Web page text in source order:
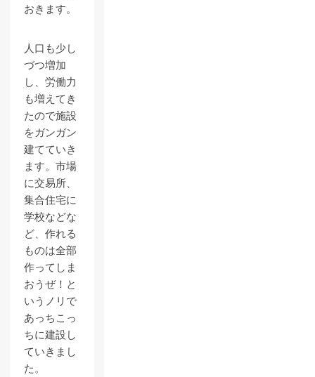
おきます。
人口も少し
づつ増加
し、労働力
も増えてき
たので施設
をガンガン
建てていき
ます。市場
に交易所、
集合住宅に
学校などな
ど、作れる
ものは全部
作ってしま
おうぜ！と
いうノリで
あっちこっ
ちに建設し
ていきまし
た。